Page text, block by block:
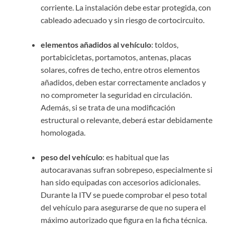
corriente. La instalación debe estar protegida, con
cableado adecuado y sin riesgo de cortocircuito.
elementos añadidos al vehículo: toldos,
portabicicletas, portamotos, antenas, placas
solares, cofres de techo, entre otros elementos
añadidos, deben estar correctamente anclados y
no comprometer la seguridad en circulación.
Además, si se trata de una modificación
estructural o relevante, deberá estar debidamente
homologada.
peso del vehículo: es habitual que las
autocaravanas sufran sobrepeso, especialmente si
han sido equipadas con accesorios adicionales.
Durante la ITV se puede comprobar el peso total
del vehículo para asegurarse de que no supera el
máximo autorizado que figura en la ficha técnica.